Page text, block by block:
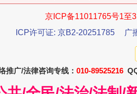
京ICP备11011765号1至
ICP许可证: 京B2-20251785
广
推广/法律咨询专线： 010-89525216